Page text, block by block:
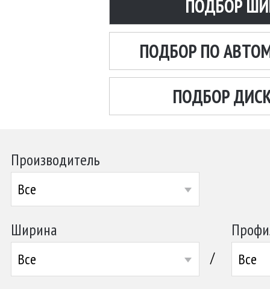
ПОДБОР
ПОДБОР ПО
ПОДБОР
Производитель
Все
Ширина
Все / Все